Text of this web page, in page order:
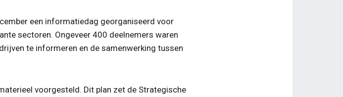
een informatiedag georganiseerd voor
sectoren. Ongeveer 400 deelnemers waren
te informeren en de samenwerking tussen
voorgesteld. Dit plan zet de Strategische